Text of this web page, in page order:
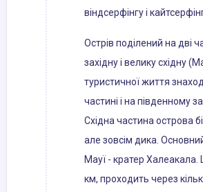
віндсерфінгу і
Острів поділений на дві
західну і велику східну
туристичної життя
частині і на південному
Східна частина острова
але зовсім дика.
Мауї - кратер Халеакала.
км, проходить через